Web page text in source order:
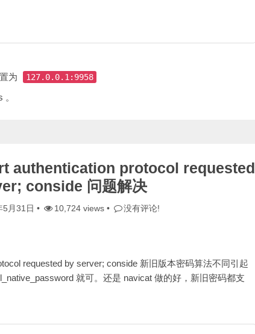
为
127.0.0.1:9958
authentication protocol requested
conside 问题解决
5月31日 • 10,724 views • 没有评论!
requested by server; conside 新旧版本密码算法不同引起
就可。还是 navicat 做的好，新旧密码都支